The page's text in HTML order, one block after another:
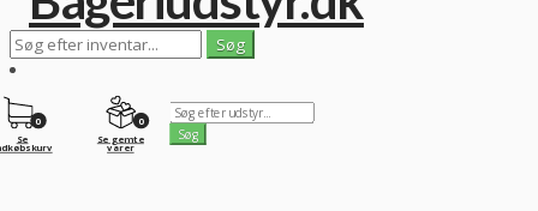
0
Se gemte
varer
0
Se